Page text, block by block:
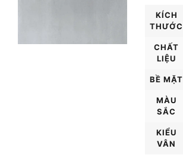
KÍCH
THƯỚC
CHẤT
LIỆU
BỀ MẶT
MÀU
SẮC
KIỂU
VÂN